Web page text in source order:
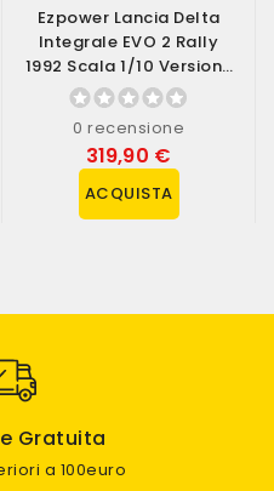
Ezpower Lancia Delta
Integrale EVO 2 Rally
1992 Scala 1/10 Versione
RTR (art....
0 recensione
319,90 €
ACQUISTA
Gratuita
a 100euro